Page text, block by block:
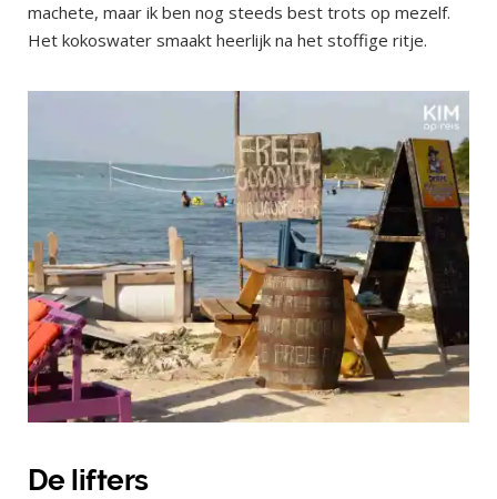
machete, maar ik ben nog steeds best trots op mezelf.
Het kokoswater smaakt heerlijk na het stoffige ritje.
De lifters